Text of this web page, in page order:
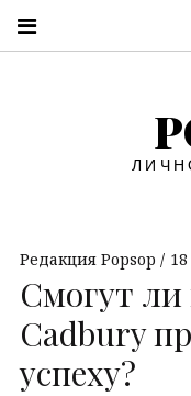
Редакция Popsop
Смогут ли
Cadbury
успеху?